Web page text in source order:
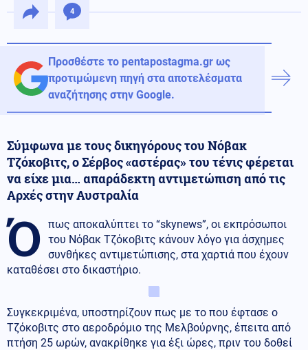
4
Προσθέστε το pentapostagma.gr ως
προτιμώμενη πηγή στα αποτελέσματα
αναζήτησης στην Google.
Σύμφωνα με τους δικηγόρους του Νόβακ
Τζόκοβιτς, ο Σέρβος «αστέρας» του τένις φέρεται
να είχε μια… απαράδεκτη αντιμετώπιση από τις
Αρχές στην Αυστραλία
Ό
πως αποκαλύπτει το “skynews”, οι εκπρόσωποι
του Νόβακ Τζόκοβιτς κάνουν λόγο για άσχημες
συνθήκες αντιμετώπισης, στα χαρτιά που έχουν
καταθέσει στο δικαστήριο.
Συγκεκριμένα, υποστηρίζουν πως με το που έφτασε ο
Τζόκοβιτς στο αεροδρόμιο της Μελβούρνης, έπειτα από
πτήση 25 ωρών, ανακρίθηκε για έξι ώρες, πριν του δοθεί